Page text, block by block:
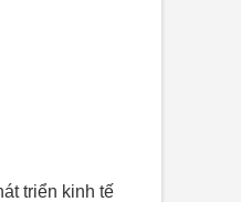
triển kinh tế